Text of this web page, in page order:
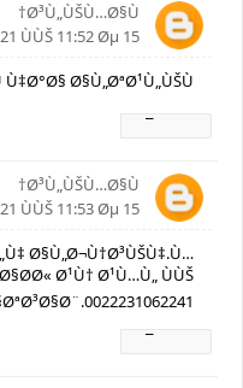
Ø³Ù„ÙŠÙ…Ø§Ù†
15 Ù…Ø§Ø±Ø³ 2021 ÙÙŠ 11:52 Øµ
Ø§Ù„ØªØ¹Ù„ÙŠÙ‚.
Ø³Ù„ÙŠÙ…Ø§Ù†
15 Ù…Ø§Ø±Ø³ 2021 ÙÙŠ 11:53 Øµ
Ø§Ù„Ø¬Ù†Ø³ÙŠÙ‡.Ù…
Ø¹Ù† Ø¹Ù…Ù„ ÙÙŠ